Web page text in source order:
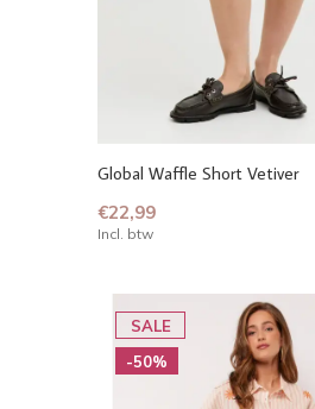
Global Waffle Short Vetiver
€22,99
Incl. btw
SALE
-50%